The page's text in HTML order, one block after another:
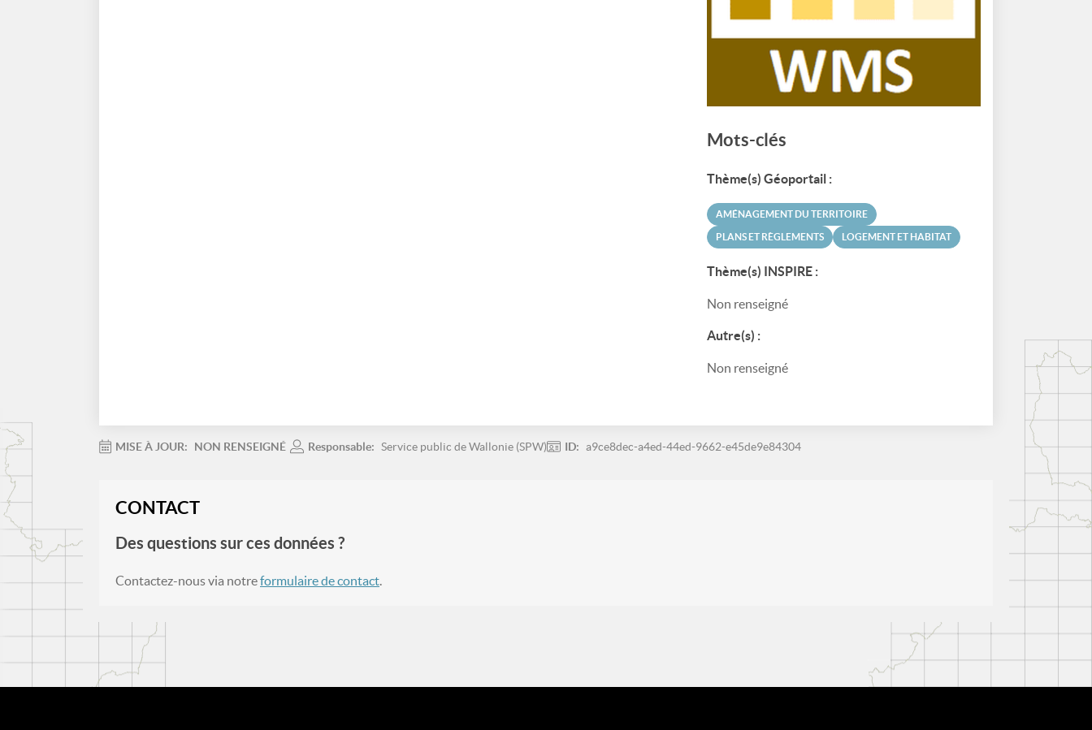
Mots-clés
Thème(s) Géoportail :
AMÉNAGEMENT DU TERRITOIRE
PLANS ET RÈGLEMENTS LOGEMENT ET HABITAT
Thème(s) INSPIRE :
Non renseigné
Autre(s) :
Non renseigné
MISE À JOUR: NON RENSEIGNÉ Responsable: Service public de Wallonie (SPW) ID: a9ce8dec-a4ed-44ed-9662-e45de9e84304
CONTACT
Des questions sur ces données ?
Contactez-nous via notreformulaire de contact.